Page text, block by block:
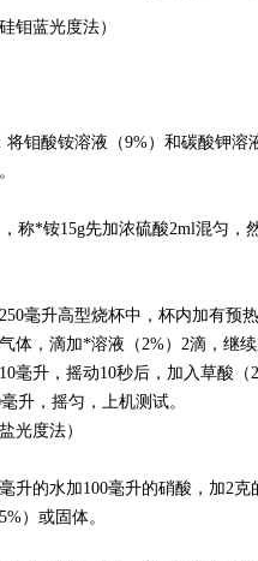
钼蓝光度法）
将钼酸铵溶液（9%）和碳酸钾溶
称*铵15g先加浓硫酸2ml混匀，
250毫升高型烧杯中，杯内加有预
体，滴加*溶液（2%） 2滴，继
10毫升，摇动10秒后，加入草酸（
毫升，摇匀，上机测试。
光度法）
升的水加100毫升的硝酸，加2克
）或固体。